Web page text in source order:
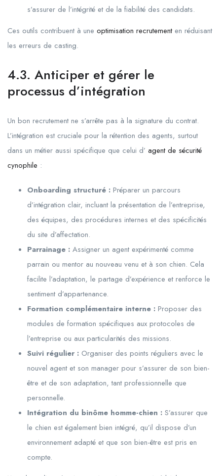
s’assurer de l’intégrité et de la fiabilité des candidats.
Ces outils contribuent à une optimisation recrutementen réduisant
les erreurs de casting.
4.3. Anticiper et gérer le
processus d’intégration
Un bon recrutement ne s’arrête pas à la signature du contrat.
L’intégration est cruciale pour la rétention des agents, surtout
dans un métier aussi spécifique que celui d’ agent de sécurité
cynophile :
Onboarding structuré : Préparer un parcours
d’intégration clair, incluant la présentation de l’entreprise,
des équipes, des procédures internes et des spécificités
du site d’affectation.
Parrainage : Assigner un agent expérimenté comme
parrain ou mentor au nouveau venu et à son chien. Cela
facilite l’adaptation, le partage d’expérience et renforce le
sentiment d’appartenance.
Formation complémentaire interne : Proposer des
modules de formation spécifiques aux protocoles de
l’entreprise ou aux particularités des missions.
Suivi régulier : Organiser des points réguliers avec le
nouvel agent et son manager pour s’assurer de son bien-
être et de son adaptation, tant professionnelle que
personnelle.
Intégration du binôme homme-chien : S’assurer que
le chien est également bien intégré, qu’il dispose d’un
environnement adapté et que son bien-être est pris en
compte.